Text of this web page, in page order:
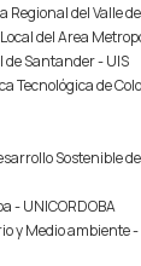
del Valle
del Area
Santander - UIS
Tecnológica de
Sostenible
- UNICORDOBA
y Medio ambiente -